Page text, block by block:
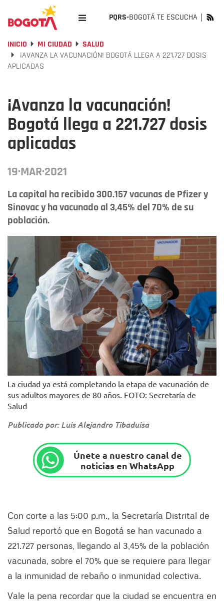
PQRS-BOGOTÁ TE ESCUCHA
INICIO MI CIUDAD
SALUD
¡AVANZA LA VACUNACIÓN! BOGOTÁ LLEGA A 221.727 DOSIS
APLICADAS
¡Avanza la vacunación!
Bogotá llega a 221.727 dosis
aplicadas
19·MAR·2021
La capital ha recibido 300.157 vacunas de Pfizer y
Sinovac y ha vacunado al 3,45% del 70% de su
población.
La ciudad ya está completando la etapa de vacunación de
sus adultos mayores de 80 años. FOTO: Secretaría de
Salud
Publicado por: Luis Alejandro Tibaduisa
Únete a nuestro canal de
noticias en WhatsApp
Con corte a las 5:00 p.m., la Secretaría Distrital de
Salud reportó que en Bogotá se han vacunado a
221.727 personas, llegando al 3,45% de la población
vacunada, sobre el 70% que se requiere para llegar
a la inmunidad de rebaño o inmunidad colectiva.
Vale la pena recordar que la ciudad se encuentra en